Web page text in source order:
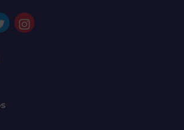
instagram